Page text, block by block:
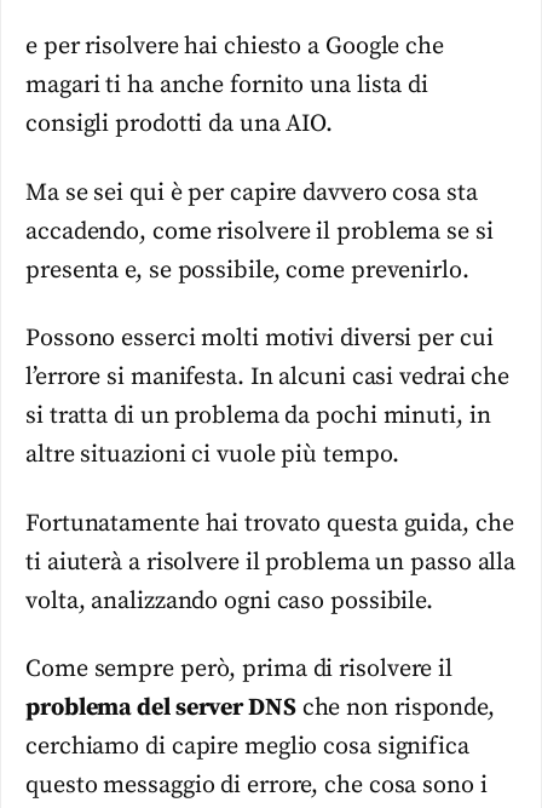
e per risolvere hai chiesto a Google che
magari ti ha anche fornito una lista di
consigli prodotti da una AIO.
Ma se sei qui è per capire davvero cosa sta
accadendo, come risolvere il problema se si
presenta e, se possibile, come prevenirlo.
Possono esserci molti motivi diversi per cui
l’errore si manifesta. In alcuni casi vedrai che
si tratta di un problema da pochi minuti, in
altre situazioni ci vuole più tempo.
Fortunatamente hai trovato questa guida, che
ti aiuterà a risolvere il problema un passo alla
volta, analizzando ogni caso possibile.
Come sempre però, prima di risolvere il
problema del server DNSche non risponde,
cerchiamo di capire meglio cosa significa
questo messaggio di errore, che cosa sono i